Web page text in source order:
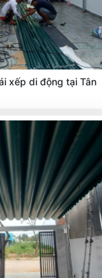
xếp di động tại Tân